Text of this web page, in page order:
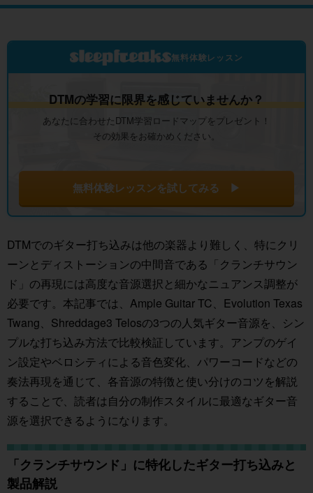
無料体験レッスン
DTMの学習に限界を感じていませんか？
あなたに合わせたDTM学習ロードマップをプレゼント！
その効果をお確かめください。
無料体験レッスンを試してみる ▶
DTMでのギター打ち込みは他の楽器より難しく、特にクリ
ーンとディストーションの中間音である「クランチサウン
ド」の再現には高度な音源選択と細かなニュアンス調整が
必要です。本記事では、Ample Guitar TC、Evolution Texas
Twang、Shreddage3 Telosの3つの人気ギター音源を、シン
プルな打ち込み方法で比較検証しています。アンプのゲイ
ン設定やベロシティによる音色変化、パワーコードなどの
奏法再現を通じて、各音源の特徴と使い分けのコツを解説
することで、読者は自分の制作スタイルに最適なギター音
源を選択できるようになります。
「クランチサウンド」に特化したギター打ち込みと
製品解説